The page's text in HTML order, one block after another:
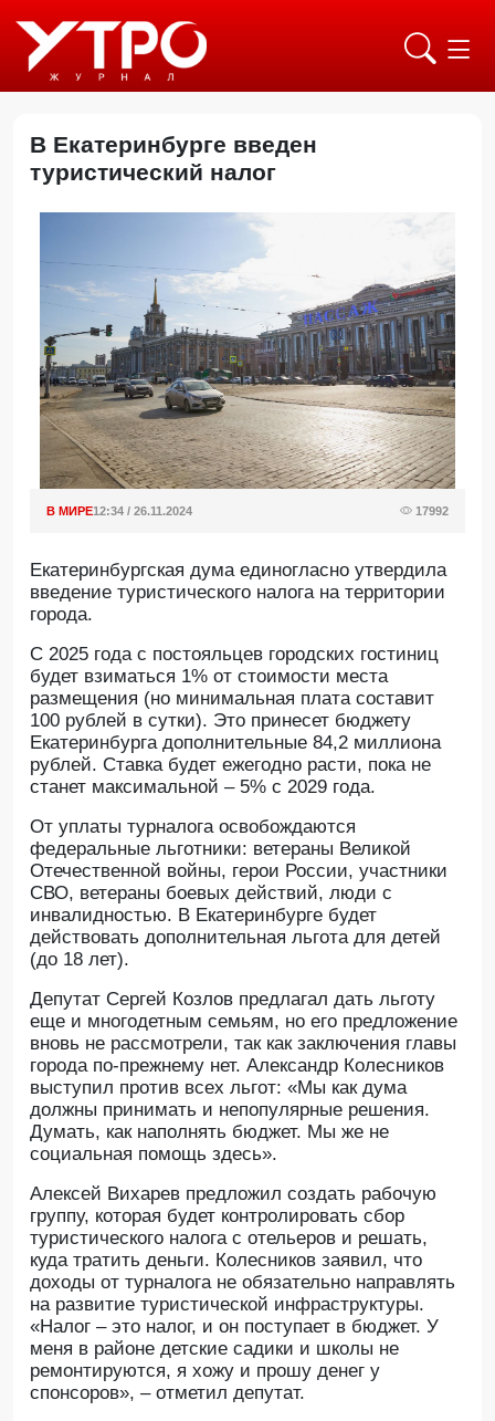
В Екатеринбурге введен
туристический налог
В МИРЕ12:34 / 26.11.2024 17992
Екатеринбургская дума единогласно утвердила
введение туристического налога на территории
города.
С 2025 года с постояльцев городских гостиниц
будет взиматься 1% от стоимости места
размещения (но минимальная плата составит
100 рублей в сутки). Это принесет бюджету
Екатеринбурга дополнительные 84,2 миллиона
рублей. Cтавка будет ежегодно расти, пока не
станет максимальной – 5% с 2029 года.
От уплаты турналога освобождаются
федеральные льготники: ветераны Великой
Отечественной войны, герои России, участники
СВО, ветераны боевых действий, люди с
инвалидностью. В Екатеринбурге будет
действовать дополнительная льгота для детей
(до 18 лет).
Депутат Сергей Козлов предлагал дать льготу
еще и многодетным семьям, но его предложение
вновь не рассмотрели, так как заключения главы
города по-прежнему нет. Александр Колесников
выступил против всех льгот: «Мы как дума
должны принимать и непопулярные решения.
Думать, как наполнять бюджет. Мы же не
социальная помощь здесь».
Алексей Вихарев предложил создать рабочую
группу, которая будет контролировать сбор
туристического налога с отельеров и решать,
куда тратить деньги. Колесников заявил, что
доходы от турналога не обязательно направлять
на развитие туристической инфраструктуры.
«Налог – это налог, и он поступает в бюджет. У
меня в районе детские садики и школы не
ремонтируются, я хожу и прошу денег у
спонсоров», – отметил депутат.